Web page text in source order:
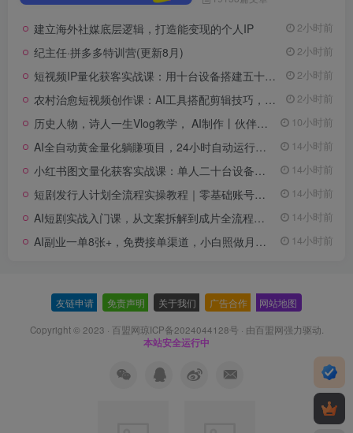
建立海外社媒底层逻辑，打造能变现的个人IP 2小时前
纪主任·拼多多特训营(更新8月) 2小时前
短视频IP量化获客实战课：用十台设备搭建五十账号矩阵，精准打造引流接单型流量账号 2小时前
农村治愈短视频创作课：AI工具搭配剪辑技巧，零基础快速制作高质感田园治愈内容 2小时前
历史人物，诗人一生Vlog教学， AI制作丨伙伴计划丨精选收益丨商单收徒 ，新领域红利期，抓紧做 10小时前
AI全自动黄金量化躺賺项目，24小时自动运行，月入2W！ 14小时前
小红书图文量化获客实战课：单人二十台设备矩阵搭建，标准化流程高效批量引流获客 14小时前
短剧发行人计划全流程实操教程｜零基础账号定位、选剧剪辑、视频制作、发布优化一站式出单变现课 14小时前
AI短剧实战入门课，从文案拆解到成片全流程教学，抓住短剧流量变现风口 14小时前
AI副业一单8张+，免费接单渠道，小白照做月入2W【揭秘】 14小时前
友链申请 免责声明 关于我们 广告合作 网站地图
Copyright © 2023 · 百盟网琼ICP备2024044128号 · 由百盟网强力驱动.
本站安全运行中